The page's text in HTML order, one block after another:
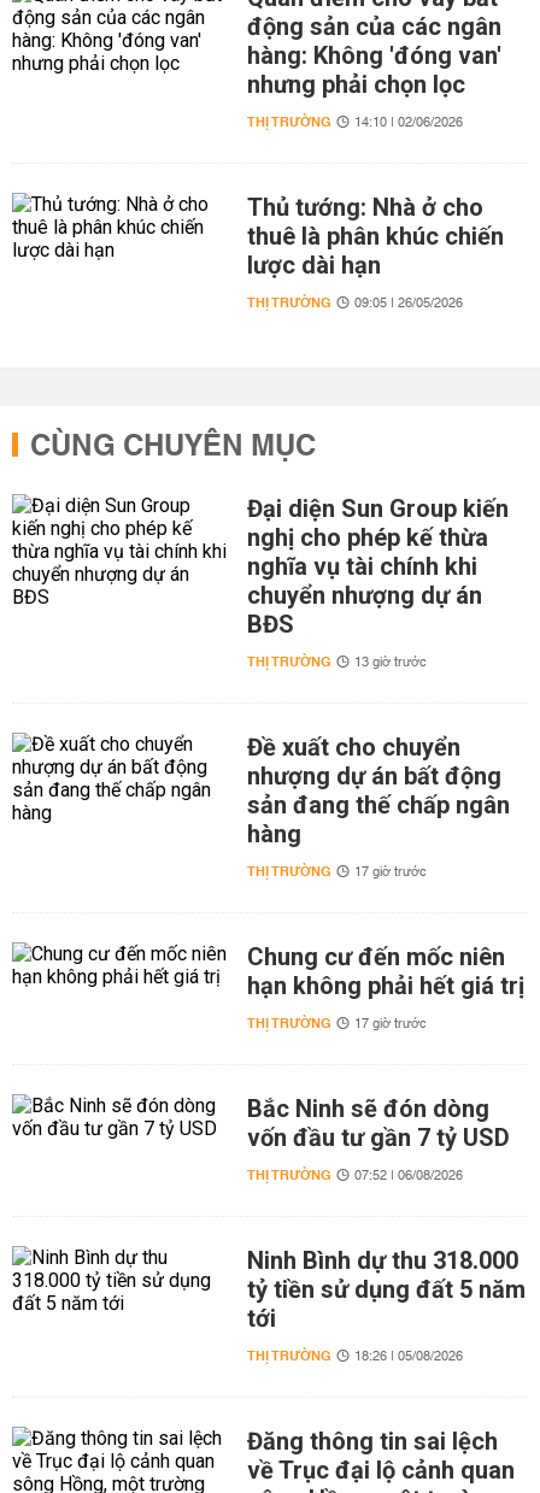
động sản của các ngân
hàng: Không 'đóng van'
nhưng phải chọn lọc
THỊ TRƯỜNG 14:10 | 02/06/2026
Thủ tướng: Nhà ở cho
thuê là phân khúc chiến
lược dài hạn
THỊ TRƯỜNG 09:05 | 26/05/2026
CÙNG CHUYÊN MỤC
Đại diện Sun Group kiến
nghị cho phép kế thừa
nghĩa vụ tài chính khi
chuyển nhượng dự án
BĐS
THỊ TRƯỜNG 13 giờ trước
Đề xuất cho chuyển
nhượng dự án bất động
sản đang thế chấp ngân
hàng
THỊ TRƯỜNG 17 giờ trước
Chung cư đến mốc niên
hạn không phải hết giá trị
THỊ TRƯỜNG 17 giờ trước
Bắc Ninh sẽ đón dòng
vốn đầu tư gần 7 tỷ USD
THỊ TRƯỜNG 07:52 | 06/08/2026
Ninh Bình dự thu 318.000
tỷ tiền sử dụng đất 5 năm
tới
THỊ TRƯỜNG 18:26 | 05/08/2026
Đăng thông tin sai lệch
về Trục đại lộ cảnh quan